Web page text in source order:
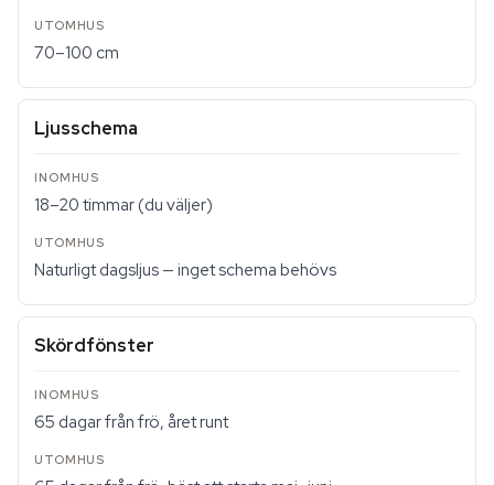
70–100 cm
Ljusschema
18–20 timmar (du väljer)
Naturligt dagsljus — inget schema behövs
Skördfönster
65 dagar från frö, året runt